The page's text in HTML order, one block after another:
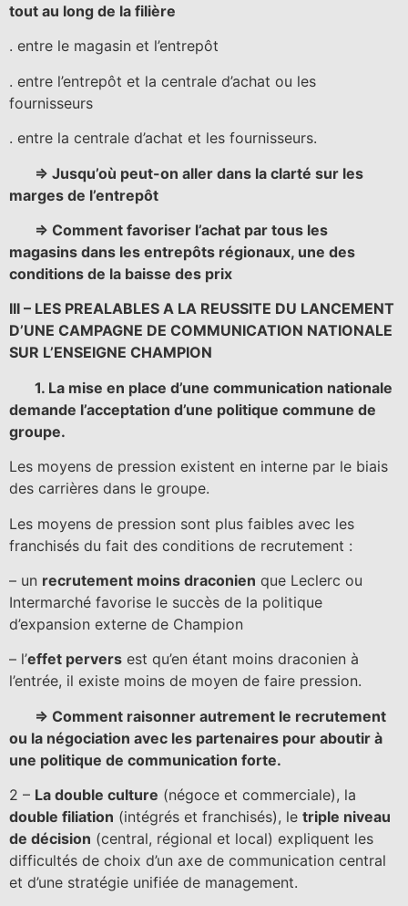
tout au long de la filière
. entre le magasin et l’entrepôt
. entre l’entrepôt et la centrale d’achat ou les
fournisseurs
. entre la centrale d’achat et les fournisseurs.
=> Jusqu’où peut-on aller dans la clarté sur les
marges de l’entrepôt
=> Comment favoriser l’achat par tous les
magasins dans les entrepôts régionaux, une des
conditions de la baisse des prix
III – LES PREALABLES A LA REUSSITE DU LANCEMENT
D’UNE CAMPAGNE DE COMMUNICATION NATIONALE
SUR L’ENSEIGNE CHAMPION
1. La mise en place d’une communication nationale
demande l’acceptation d’une politique commune de
groupe.
Les moyens de pression existent en interne par le biais
des carrières dans le groupe.
Les moyens de pression sont plus faibles avec les
franchisés du fait des conditions de recrutement :
– un recrutement moins draconien que Leclerc ou
Intermarché favorise le succès de la politique
d’expansion externe de Champion
– l’effet pervers est qu’en étant moins draconien à
l’entrée, il existe moins de moyen de faire pression.
=> Comment raisonner autrement le recrutement
ou la négociation avec les partenaires pour aboutir à
une politique de communication forte.
2 – La double culture (négoce et commerciale), la
double filiation (intégrés et franchisés), le triple niveau
de décision (central, régional et local) expliquent les
difficultés de choix d’un axe de communication central
et d’une stratégie unifiée de management.